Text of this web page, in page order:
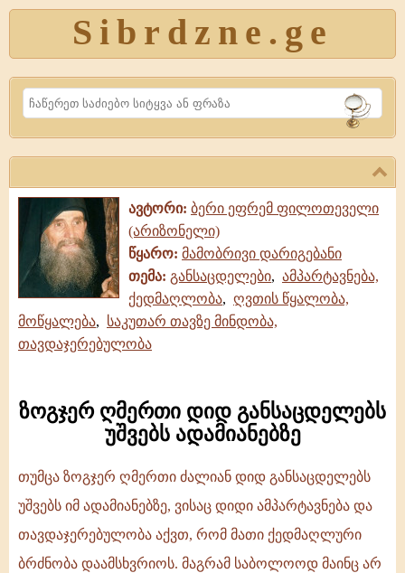
Sibrdzne.ge
Search
ავტორი: ბერი ეფრემ ფილოთეველი
(არიზონელი)
წყარო: მამობრივი დარიგებანი
თემა: განსაცდელები, ამპარტავნება,
ქედმაღლობა, ღვთის წყალობა,
მოწყალება, საკუთარ თავზე მინდობა,
თავდაჯერებულობა
ზოგჯერ ღმერთი დიდ განსაცდელებს
უშვებს ადამიანებზე
თუმცა ზოგჯერ ღმერთი ძალიან დიდ განსაცდელებს
უშვებს იმ ადამიანებზე, ვისაც დიდი ამპარტავნება და
თავდაჯერებულობა აქვთ, რომ მათი ქედმაღლური
ბრძნობა დაამსხვრიოს. მაგრამ საბოლოოდ მაინც არ